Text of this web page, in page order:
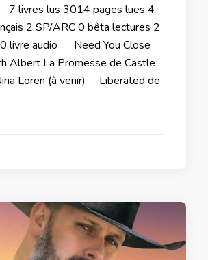
7 livres lus 3014 pages lues 4
2 SP/ARC 0 bêta lectures 2
livre audio Need You Close
Albert La Promesse de Castle
Loren (à venir) Liberated de